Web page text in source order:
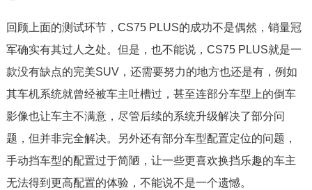
回顾上面的测试环节，CS75 PLUS的成功不是偶然，销量冠
军确实有其过人之处。但是，也不能说，CS75 PLUS就是一
款没有缺点的完美SUV，还需要努力的地方也还是有，例如
其车机系统就曾经被车主吐槽过，甚至连部分车型上的倒车
影像也让车主不满意，尽管后续的系统升级解决了部分问
题，但并非完全解决。另外还有部分车型配置定位的问题，
手动挡车型的配置过于简陋，让一些更喜欢换挡乐趣的车主
无法得到更高配置的体验，不能说不是一个遗憾。